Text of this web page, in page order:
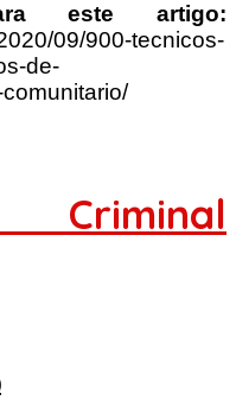
este artigo:
09/900-tecnicos-
de-